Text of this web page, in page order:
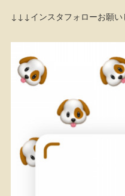
↓↓↓インスタフォローお願い